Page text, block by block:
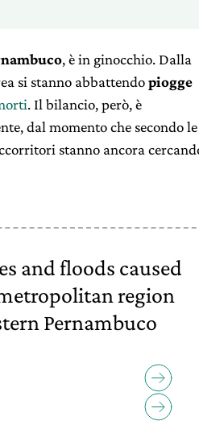
, è in ginocchio. Dalla
si stanno abbattendopiogge
. Il bilancio, però, è
dal momento che secondo le
stanno ancora
and floods caused
region
Pernambuco